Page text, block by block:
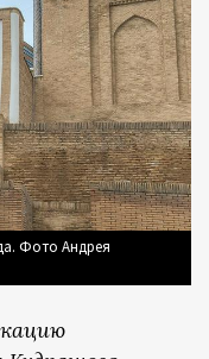
Фото Андрея